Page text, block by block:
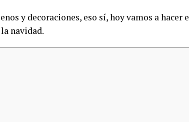
y decoraciones, eso sí, hoy vamos a hacer
navidad.